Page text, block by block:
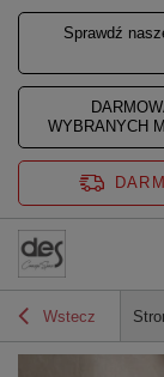
Sprawdź
WYBRANYCH
Wstecz